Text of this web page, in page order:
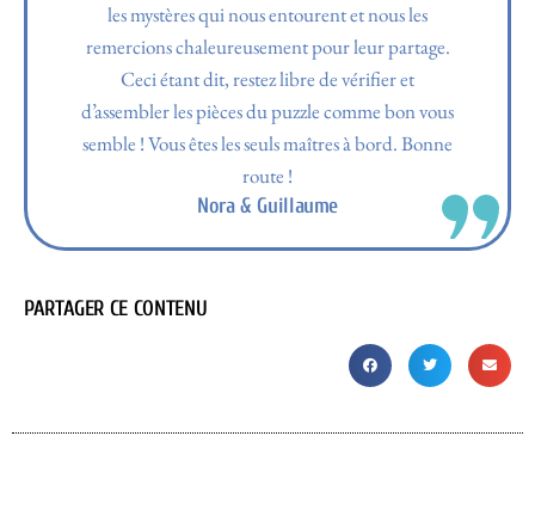
les mystères qui nous entourent et nous les
remercions chaleureusement pour leur partage.
Ceci étant dit, restez libre de vérifier et
d’assembler les pièces du puzzle comme bon vous
semble ! Vous êtes les seuls maîtres à bord. Bonne
route !
Nora & Guillaume
PARTAGER CE CONTENU